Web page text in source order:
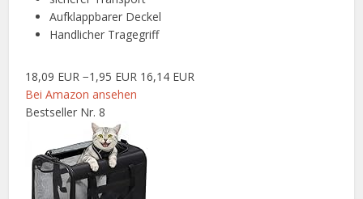
Aufklappbarer Deckel
Handlicher Tragegriff
18,09 EUR −1,95 EUR 16,14 EUR
Bei Amazon ansehen
Bestseller Nr. 8